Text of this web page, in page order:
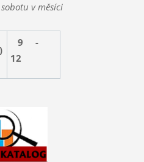
v měsíci
9 -
12